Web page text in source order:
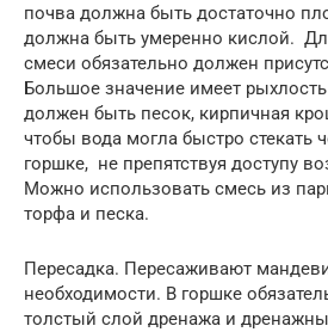
почва должна быть достаточно
должна быть умеренно кислой.
смеси обязательно должен
Большое значение имеет
должен быть песок, кирпичная
чтобы вода могла быстро стекать
горшке, не препятствуя доступу
Можно использовать смесь из
торфа и песка.
Пересадка. Пересаживают
необходимости. В горшке
толстый слой дренажа и